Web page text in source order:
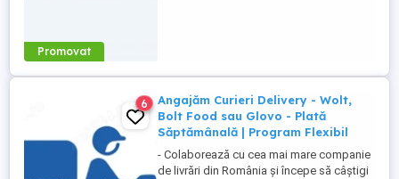
Promovat
6
Angajăm Curieri Delivery - Wolt,
Bolt Food sau Glovo - Plată
Săptămânală | Program Flexibil
- Colaborează cu cea mai mare companie
de livrări din România și începe să câștigi